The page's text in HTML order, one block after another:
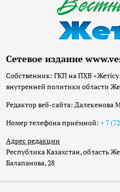
Сетевое издание
Собственник: ГКП на ПХВ
внутренней политики области
Редактор веб-сайта: Далекенова
Номер телефона приёмной: + 7
Адрес редакции
Республика Казахстан, область
Балапанова, 28